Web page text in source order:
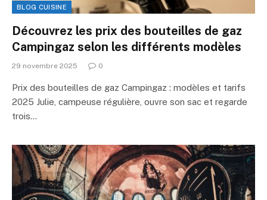
BLOG CUISINE
Découvrez les prix des bouteilles de gaz
Campingaz selon les différents modèles
29 novembre 2025 0
Prix des bouteilles de gaz Campingaz : modèles et tarifs
2025 Julie, campeuse régulière, ouvre son sac et regarde
trois…